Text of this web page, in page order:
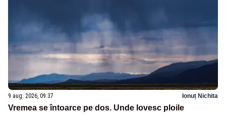
9 aug. 2026, 09:37 Ionuț Nichita
Vremea se întoarce pe dos. Unde lovesc ploile